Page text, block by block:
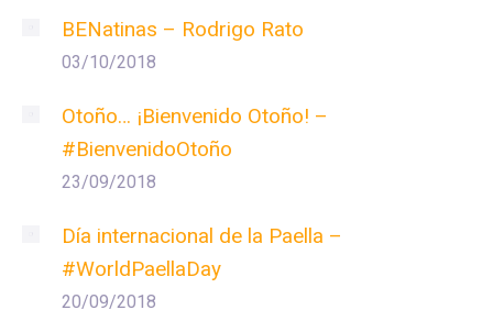
BENatinas – Rodrigo Rato
03/10/2018
Otoño… ¡Bienvenido Otoño! –
#BienvenidoOtoño
23/09/2018
Día internacional de la Paella –
#WorldPaellaDay
20/09/2018